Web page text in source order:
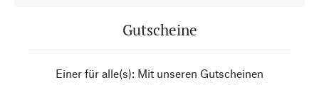
Gutscheine
Einer für alle(s): Mit unseren Gutscheinen